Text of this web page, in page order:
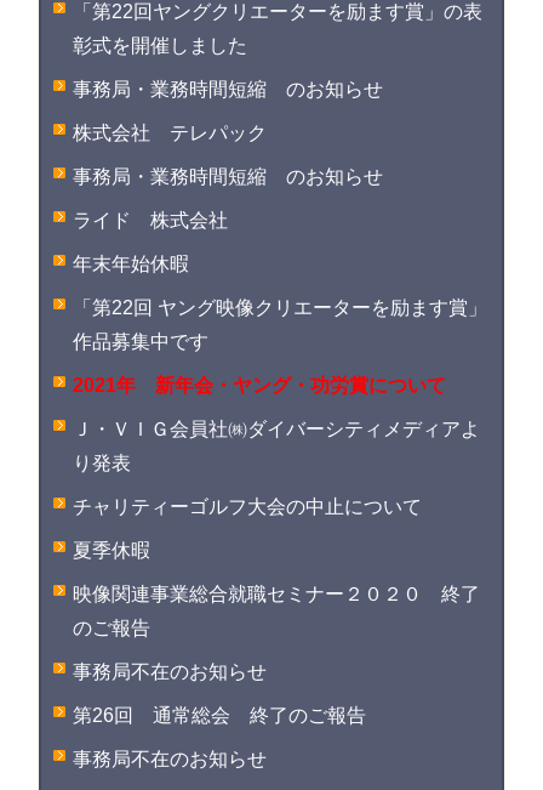
「第22回ヤングクリエーターを励ます賞」の表
彰式を開催しました
事務局・業務時間短縮 のお知らせ
株式会社 テレパック
事務局・業務時間短縮 のお知らせ
ライド 株式会社
年末年始休暇
「第22回 ヤング映像クリエーターを励ます賞」
作品募集中です
2021年 新年会・ヤング・功労賞について
Ｊ・ＶＩＧ会員社㈱ダイバーシティメディアよ
り発表
チャリティーゴルフ大会の中止について
夏季休暇
映像関連事業総合就職セミナー２０２０ 終了
のご報告
事務局不在のお知らせ
第26回 通常総会 終了のご報告
事務局不在のお知らせ